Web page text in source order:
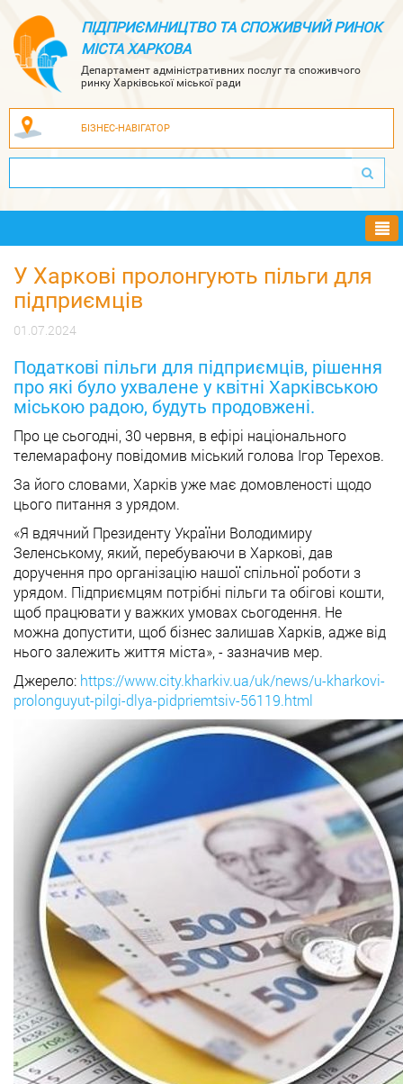
ПІДПРИЄМНИЦТВО ТА СПОЖИВЧИЙ РИНОК
МІСТА ХАРКОВА
Департамент адміністративних послуг та споживчого
ринку Харківської міської ради
БІЗНЕС-НАВІГАТОР
У Харкові пролонгують пільги для
підприємців
01.07.2024
Податкові пільги для підприємців, рішення
про які було ухвалене у квітні Харківською
міською радою, будуть продовжені.
Про це сьогодні, 30 червня, в ефірі національного
телемарафону повідомив міський голова Ігор Терехов.
За його словами, Харків уже має домовленості щодо
цього питання з урядом.
«Я вдячний Президенту України Володимиру
Зеленському, який, перебуваючи в Харкові, дав
доручення про організацію нашої спільної роботи з
урядом. Підприємцям потрібні пільги та обігові кошти,
щоб працювати у важких умовах сьогодення. Не
можна допустити, щоб бізнес залишав Харків, адже від
нього залежить життя міста», - зазначив мер.
Джерело: https://www.city.kharkiv.ua/uk/news/u-kharkovi-
prolonguyut-pilgi-dlya-pidpriemtsiv-56119.html